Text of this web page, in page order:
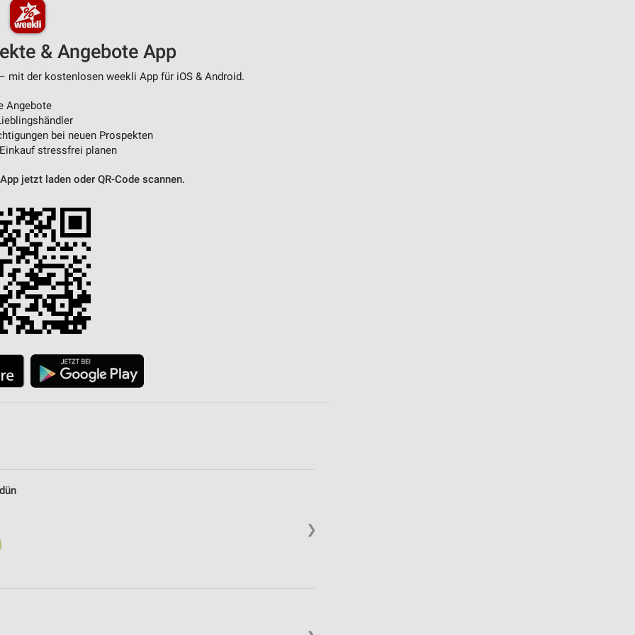
& Angebote App
mit der kostenlosen weekli App für iOS & Android.
Angebote
bei neuen Prospekten
stressfrei planen
jetzt laden oder QR-Code scannen.
❯
Daten aus verschiedenen